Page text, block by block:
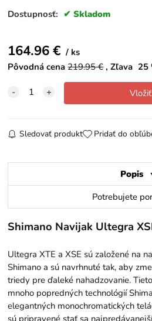
Dostupnosť: Skladom
164.96€
ks
Pôvodná cena 219.95€ Zľava 25
Sledovať produkt Pridať do
Popis
Potrebujete
Shimano Navijak Ultegra
Ultegra XTE a XSE sú založené na
Shimano a sú navrhnuté tak, aby
triedy pre ďaleké nahadzovanie.
mnoho popredných technológií
elegantných monochromatických